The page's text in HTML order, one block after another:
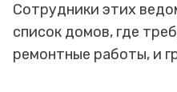
Сотрудники этих
список домов, где
ремонтные работы, и